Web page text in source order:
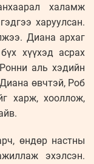
халамж
харуулсан.
Диана архаг
хүүхэд асрах
аль хэдийн
өвчтэй, Роб
харж, хооллож,
өндөр настны
эхэлсэн.